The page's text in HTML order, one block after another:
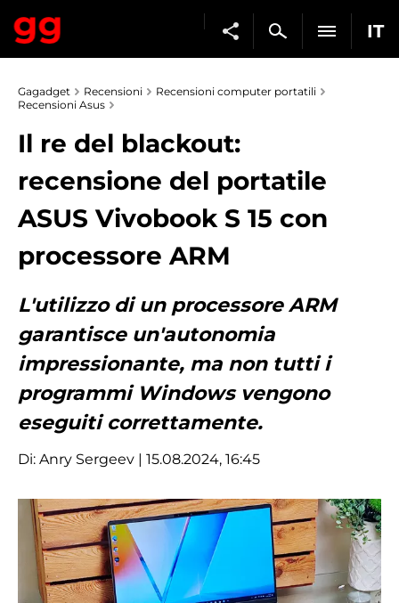
IT
Gagadget Recensioni
Recensioni computer portatili
Recensioni Asus
Il re del blackout:
recensione del portatile
ASUS Vivobook S 15 con
processore ARM
L'utilizzo di un processore ARM
garantisce un'autonomia
impressionante, ma non tutti i
programmi Windows vengono
eseguiti correttamente.
Di: Anry Sergeev | 15.08.2024, 16:45